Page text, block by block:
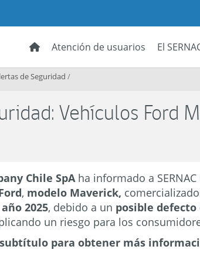
Atención de usuarios El
de Seguridad /
Vehículos Ford
Chile SpA ha informado a
, modelo Maverick,
2025, debido a un posible
un riesgo para los
para obtener más